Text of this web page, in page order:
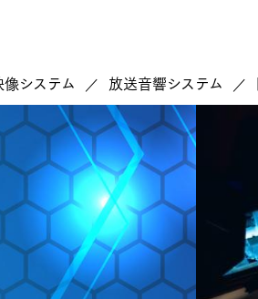
像システム 放送音響システム